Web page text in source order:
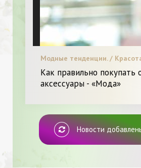
Модные тенденции. /
Я и Мода.
Как правильно покупать
аксессуары - «Мода»
Новости